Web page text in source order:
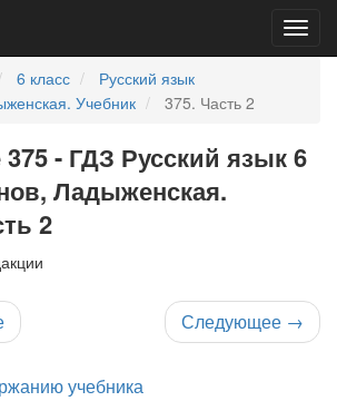
6 класс
Русский язык
Учебник
375. Часть 2
- ГДЗ Русский язык 6
Ладыженская.
2
Следующее →
учебника